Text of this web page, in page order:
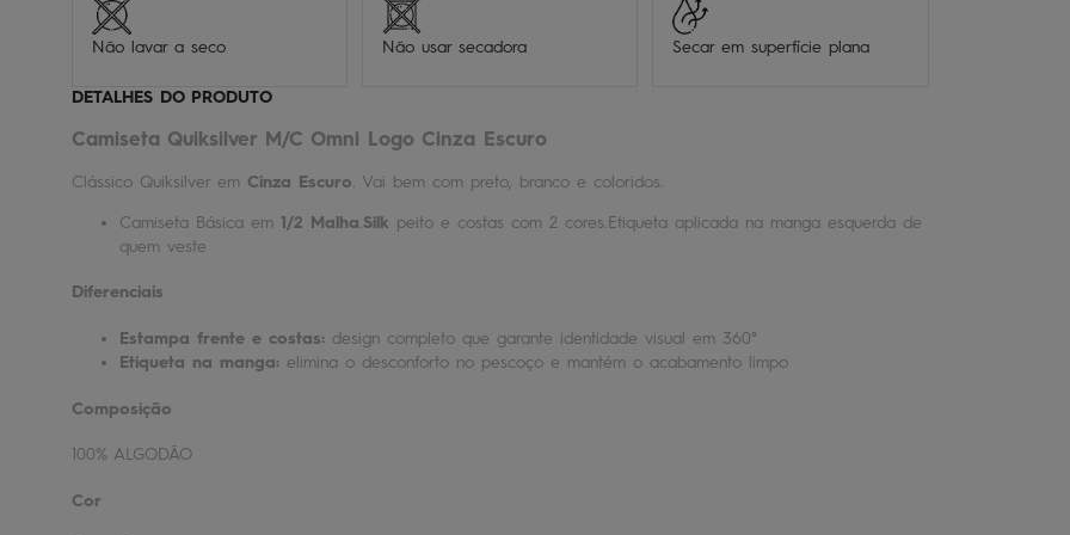
Não lavar a seco Não usar secadora Secar em superfície plana
DETALHES DO PRODUTO
Camiseta Quiksilver M/C Omni Logo Cinza Escuro
Clássico Quiksilver em Cinza Escuro. Vai bem com preto, branco e coloridos.
Camiseta Básica em 1/2 Malha.Silk peito e costas com 2 cores.Etiqueta aplicada na manga esquerda de
quem veste
Diferenciais
Estampa frente e costas: design completo que garante identidade visual em 360°
Etiqueta na manga: elimina o desconforto no pescoço e mantém o acabamento limpo
Composição
100% ALGODÃO
Cor